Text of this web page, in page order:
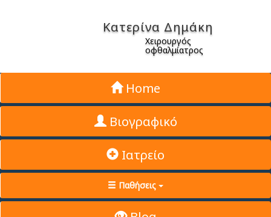
Κατερίνα Δημάκη
Χειρουργός
οφθαλμίατρος
Home
Βιογραφικό
Ιατρείο
Παθήσεις